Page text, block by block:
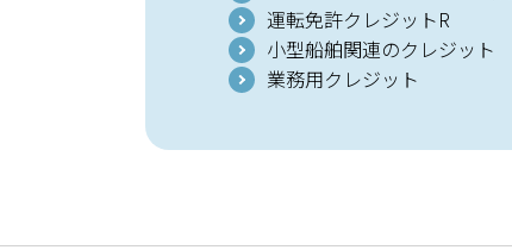
運転免許クレジットR
小型船舶関連のクレジット
業務用クレジット